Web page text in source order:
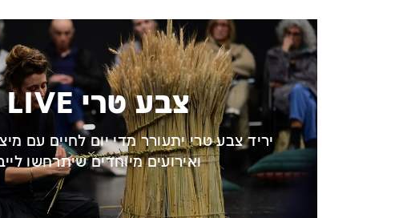
צבע טרי LIVE
יריד צבע טרי יתעורר מדי יום לחיים עם
ואירועים מיוחדים שיתרחשו